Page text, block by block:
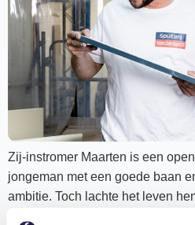
Zij-instromer Maarten is een
jongeman met een goede baan
ambitie. Toch lachte het leven